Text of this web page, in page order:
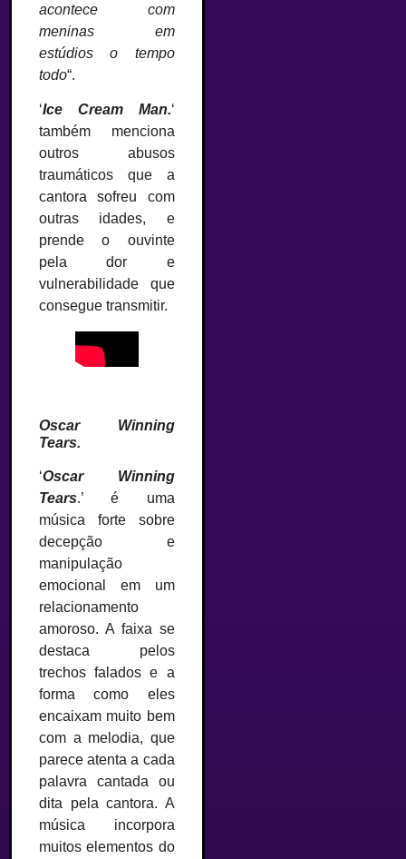
acontece com
meninas em
estúdios o tempo
todo“.
‘Ice Cream Man.‘
também menciona
outros abusos
traumáticos que a
cantora sofreu com
outras idades, e
prende o ouvinte
pela dor e
vulnerabilidade que
consegue transmitir.
Oscar Winning
Tears.
‘Oscar Winning
Tears.’ é uma
música forte sobre
decepção e
manipulação
emocional em um
relacionamento
amoroso. A faixa se
destaca pelos
trechos falados e a
forma como eles
encaixam muito bem
com a melodia, que
parece atenta a cada
palavra cantada ou
dita pela cantora. A
música incorpora
muitos elementos do